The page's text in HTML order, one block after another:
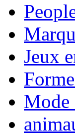
Jeux
Mode